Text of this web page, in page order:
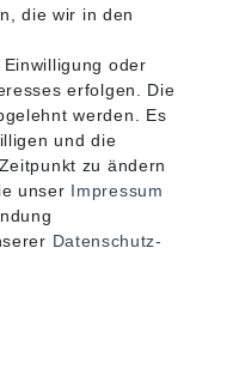
die wir in den
oder
erfolgen. Die
werden. Es
und die
zu ändern
unser Impressum
Daten­schutz­